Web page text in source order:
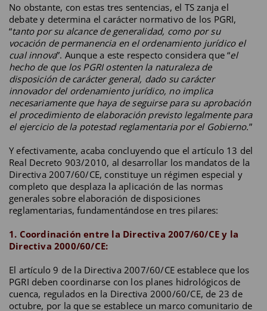
No obstante, con estas tres sentencias, el TS zanja el
debate y determina el carácter normativo de los PGRI,
“tanto por su alcance de generalidad, como por su
vocación de permanencia en el ordenamiento jurídico el
cual innova”. Aunque a este respecto considera que “el
hecho de que los PGRI ostenten la naturaleza de
disposición de carácter general, dado su carácter
innovador del ordenamiento jurídico, no implica
necesariamente que haya de seguirse para su aprobación
el procedimiento de elaboración previsto legalmente para
el ejercicio de la potestad reglamentaria por el Gobierno.”
Y efectivamente, acaba concluyendo que el artículo 13 del
Real Decreto 903/2010, al desarrollar los mandatos de la
Directiva 2007/60/CE, constituye un régimen especial y
completo que desplaza la aplicación de las normas
generales sobre elaboración de disposiciones
reglamentarias, fundamentándose en tres pilares:
1. Coordinación entre la Directiva 2007/60/CE y la
Directiva 2000/60/CE:
El artículo 9 de la Directiva 2007/60/CE establece que los
PGRI deben coordinarse con los planes hidrológicos de
cuenca, regulados en la Directiva 2000/60/CE, de 23 de
octubre, por la que se establece un marco comunitario de